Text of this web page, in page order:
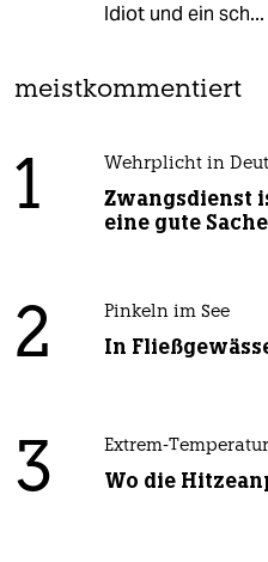
Idiot und ein
meistkommentiert
1 Wehrplicht in
Zwangsdienst
eine gute Sache
2 Pinkeln im See
In
3 Extrem-
Wo die